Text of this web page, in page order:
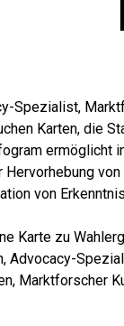
Spezialist,
Karten, die
ermöglicht
von
Karte zu
Advocacy-
Marktforscher